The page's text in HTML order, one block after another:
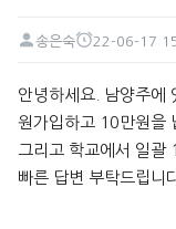
페이지 정보
송은숙
22-06-17
본문
안녕하세요. 남양주에
원가입하고 10만원을
그리고 학교에서 일괄
빠른 답변 부탁드립니